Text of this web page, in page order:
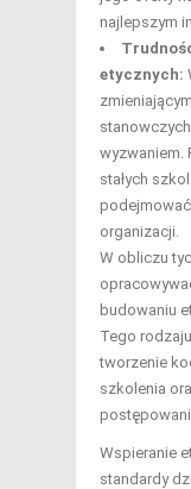
najlepszym
etycznych:
wyzwaniem.
stałych
organizacji.
W obliczu
budowaniu
Tego
tworzenie
szkolenia
Wspieranie
standardy